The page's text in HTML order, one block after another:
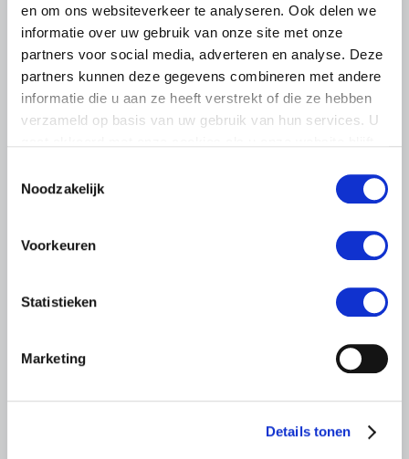
en om ons websiteverkeer te analyseren. Ook delen we
informatie over uw gebruik van onze site met onze
partners voor social media, adverteren en analyse. Deze
partners kunnen deze gegevens combineren met andere
informatie die u aan ze heeft verstrekt of die ze hebben
verzameld op basis van uw gebruik van hun services. U
Noodzakelijk
Voorkeuren
Statistieken
Marketing
Details tonen
16 JULI 2026
belang van sterke positie boeren
en tuinders in de keten
organiseren om hun positie in de voedselketen te
Lees meer